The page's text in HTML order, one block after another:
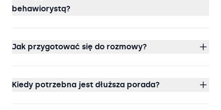
behawiorystą?
Jak przygotować się do rozmowy?
Kiedy potrzebna jest dłuższa porada?